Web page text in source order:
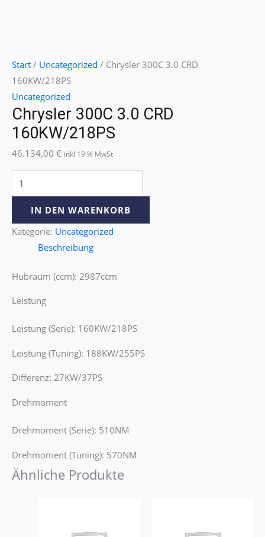
Start / Uncategorized / Chrysler 300C 3.0 CRD
160KW/218PS
Uncategorized
Chrysler 300C 3.0 CRD
160KW/218PS
46.134,00 € inkl 19 % MwSt
IN DEN WARENKORB
Kategorie: Uncategorized
Beschreibung
Hubraum (ccm): 2987ccm
Leistung
Leistung (Serie): 160KW/218PS
Leistung (Tuning): 188KW/255PS
Differenz: 27KW/37PS
Drehmoment
Drehmoment (Serie): 510NM
Drehmoment (Tuning): 570NM
Ähnliche Produkte